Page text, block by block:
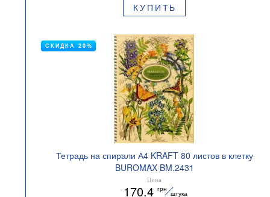
КУПИТЬ
Тетрадь на спирали А4 KRAFT 80 листов в клетку
BUROMAX BM.2431
Цена
170.4 грн
штука
СКИДКА 20%